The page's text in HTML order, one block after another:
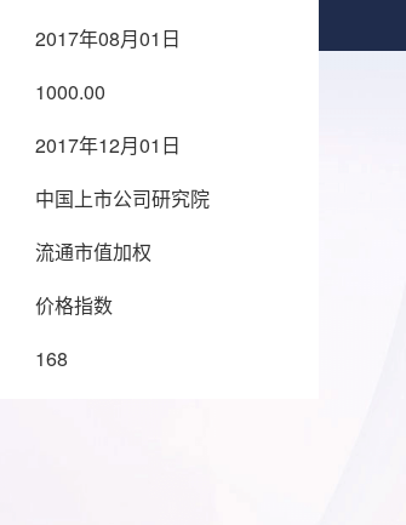
2017年08月01日
1000.00
2017年12月01日
中国上市公司研究院
流通市值加权
价格指数
168